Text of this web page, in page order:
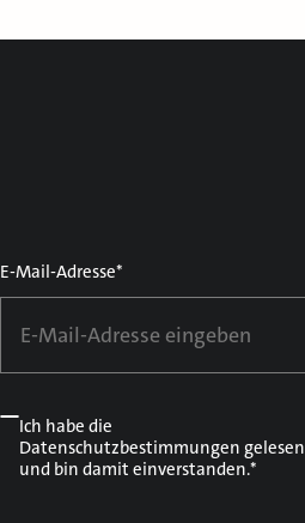
E-Mail-Adresse*
Ich habe die
Datenschutzbestimmungen gelesen
und bin damit einverstanden.*